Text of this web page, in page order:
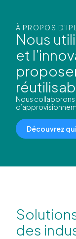
À PROPOS
Nous
et
Nous collaborons
Découvrez
des